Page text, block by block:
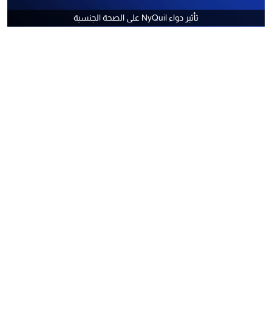
تأثير دواء NyQuil على الصحة الجنسية